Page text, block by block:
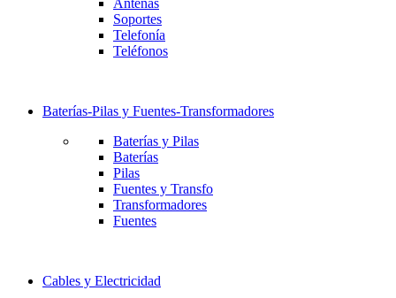
Antenas
Soportes
Telefonía
Teléfonos
Baterías-Pilas y Fuentes-Transformadores
Baterías y Pilas
Baterías
Pilas
Fuentes y Transfo
Transformadores
Fuentes
Cables y Electricidad